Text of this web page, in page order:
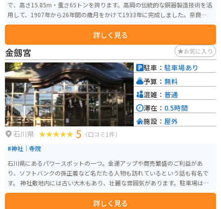
で、高さ15.85m・重さ65トンを誇ります。高岡の伝統的な銅器製造技術を活
用して、1907年から26年間の歳月をかけて1933年に完成しました。奈良や鎌
倉の大仏と並ぶ日本三大仏の一つであり、その出来栄えから「日本一の美
越中に入道した源義勝が木造大仏を造営したことから始まります。その後、
何度も焼失などの危機を経験しながらも、人々の願いによって再建を繰り返
し、現在の形となっています。 大仏の背後にある「円光背」の頂点には、阿
弥陀仏の仏徳を一字で表現する梵字「キリーク」が配されています。また、
大仏が鎮座する台座の内部は6:00～17:00の間に参拝でき、仏画13作や2代目
大仏の焼け残りとされる頭部が安置されています。大佛寺は、拝観料無料で
大仏の横の授与所で御朱印をいただくこともできます。
詳しく見る
金劔宮 お気に入り
石川県 5 （口コミ1件）
#神社｜寺院
石川県にあるパワースポットの一つ。金運アップや商売繁盛のご利益があ
り、ソフトバンクの孫正義など名だたる人物も訪れているという話も有名で
す。 神社敷地内には古い大木もあり、壮麗な雰囲気があります。駐車場は狭
く、土日祝など車の場合は待ち時間が発生する可能性も。駐車場と境内は隣
接していますが、長い階段を登って正門からの入場もおすすめです。
詳しく見る
駐車： 駐車場あり
予算： 無料
混雑： 普通
滞在： 0.5時間
施設： 屋外